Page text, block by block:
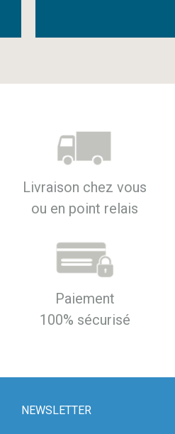
Livraison chez vous
ou en point relais
Paiement
100% sécurisé
NEWSLETTER